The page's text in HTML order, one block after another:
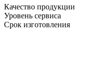
Качество продукции
Уровень сервиса
Срок изготовления